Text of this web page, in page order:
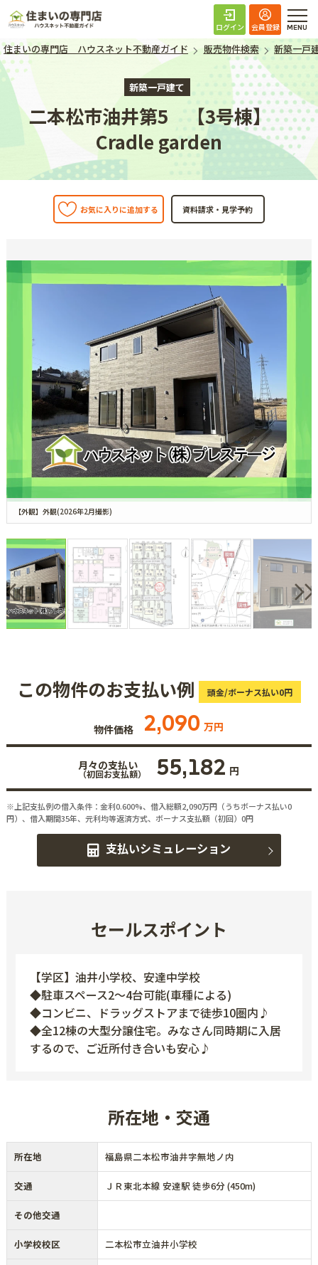
住まいの専門店 ハ
ログイン 会員登録
住まいの専門店 ハウスネット不動産ガイド 販売物件検索 新築一戸
新築一戸建て
二本松市油井第5 【3号棟】
Cradle garden
お気に入りに追加する
【外観】外観(2026年2月撮影)
この物件のお支払い例 頭金/ボーナス払い0円
物件価格 2,090 万円
月々の支払い
（初回お支払額） 55,182 円
※上記支払例の借入条件：金利0.600%、借入総額2,090万円（うちボーナス払い0
円）、借入期間35年、元利均等返済方式、ボーナス支払額（初回）0円
支払いシミュレーション
セールスポイント
【学区】油井小学校、安達中学校
◆駐車スペース2～4台可能(車種による)
◆コンビニ、ドラッグストアまで徒歩10圏内♪
◆全12棟の大型分譲住宅。みなさん同時期に入居
するので、ご近所付き合いも安心♪
所在地・交通
所在地 福島県二本松市油井字無地ノ内
交通 ＪＲ東北本線 安達駅 徒歩6分 (450m)
その他交通
小学校校区 二本松市立油井小学校